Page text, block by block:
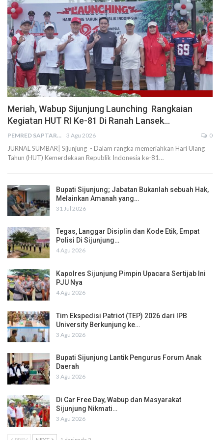
Meriah, Wabup Sijunjung Launching Rangkaian
Kegiatan HUT RI Ke-81 Di Ranah Lansek…
PEMRED SAPTARIUS 3 Agu 2026 0
JURNAL SUMBAR| Sijunjung - Dalam rangka memeriahkan Hari Ulang
Tahun (HUT) Kemerdekaan Republik Indonesia ke-81…
Bupati Sijunjung; Jabatan Bukanlah sebuah Hak,
Melainkan Amanah yang…
31 Jul 2026
Tegas, Langgar Disiplin dan Kode Etik, Empat
Polisi Di Sijunjung…
4 Agu 2026
Kapolres Sijunjung Pimpin Upacara Sertijab Ini
PJU Nya
4 Agu 2026
Tim Ekspedisi Patriot (TEP) 2026 dari IPB
University Berkunjung ke…
3 Agu 2026
Bupati Sijunjung Lantik Pengurus Forum Anak
Daerah
3 Agu 2026
Di Car Free Day, Wabup dan Masyarakat
Sijunjung Nikmati…
3 Agu 2026